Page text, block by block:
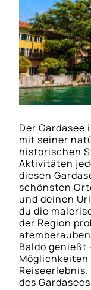
Der
mit seiner
historischen
Aktivitäten
diesen
schönsten
und deinen
du die
der Region
Baldo genießt
des